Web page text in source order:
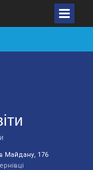
Майдану, 176